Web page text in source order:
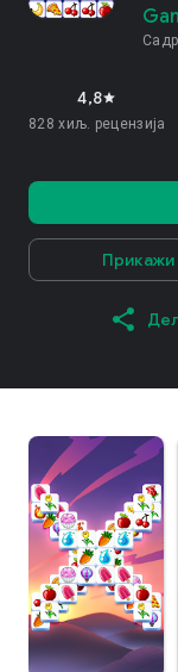
4,8star
828 хиљ. рецензија
Прикажи